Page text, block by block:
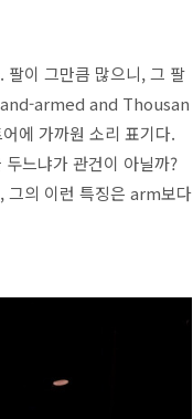
팔이 그만큼 많으니, 그 팔
armed and Thousan
에 가까원 소리 표기다.
느냐가 관건이 아닐까?
그의 이런 특징은 arm보다